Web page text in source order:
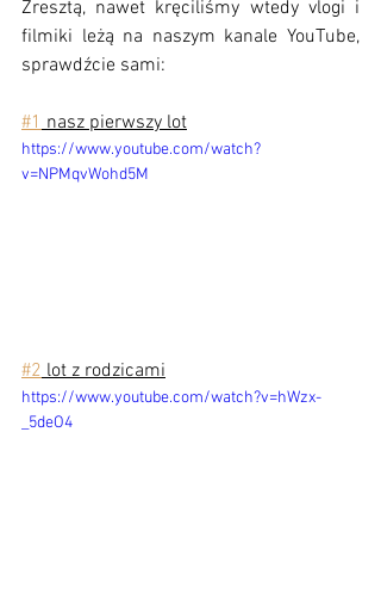
Zresztą, nawet kręciliśmy wtedy vlogi i
filmiki leżą na naszym kanale YouTube,
sprawdźcie sami:
#1 nasz pierwszy lot
https://www.youtube.com/watch?
v=NPMqvWohd5M
#2 lot z rodzicami
https://www.youtube.com/watch?v=hWzx-
_5deO4